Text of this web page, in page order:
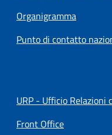
Organigramma
Punto di contatto
URP - Ufficio Relazioni
Front Office